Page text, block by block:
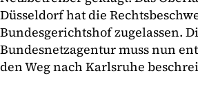
Düsseldorf hat die
Bundesgerichtshof zugelassen.
Bundesnetzagentur muss nun
den Weg nach Karlsruhe